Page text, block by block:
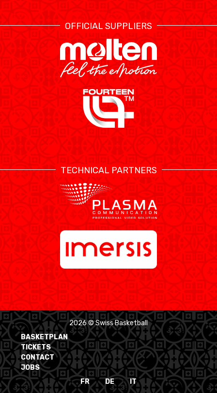
OFFICIAL SUPPLIERS
TECHNICAL PARTNERS
2026 © Swiss Basketball
BASKETPLAN
TICKETS
CONTACT
JOBS
FR
DE IT